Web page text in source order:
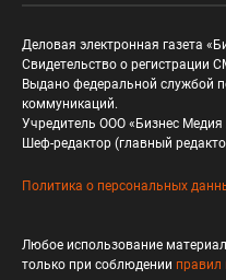
Деловая электронная газета
Свидетельство о
Выдано федеральной службой
коммуникаций.
Учредитель ООО «Бизнес Медия
Шеф-редактор (главный
Политика о персональных
Любое использование
только при соблюдении правил